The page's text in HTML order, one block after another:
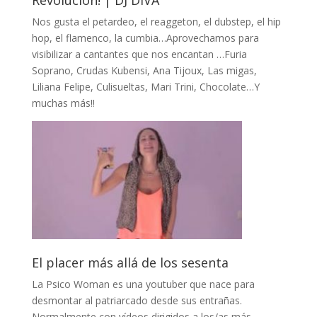
Nos gusta el petardeo, el reaggeton, el dubstep, el hip
hop, el flamenco, la cumbia…Aprovechamos para
visibilizar a cantantes que nos encantan …Furia
Soprano, Crudas Kubensi, Ana Tijoux, Las migas,
Liliana Felipe, Culisueltas, Mari Trini, Chocolate…Y
muchas más!!
El placer más allá de los sesenta
La Psico Woman es una youtuber que nace para
desmontar al patriarcado desde sus entrañas.